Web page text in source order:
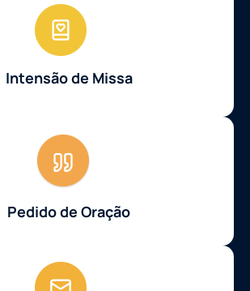
Intensão de Missa
Pedido de Oração